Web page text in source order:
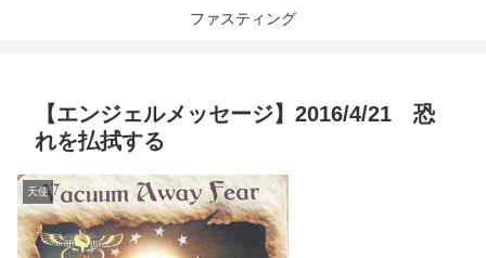
ファスティング
【エンジェルメッセージ】2016/4/21 恐
れを払拭する
天使